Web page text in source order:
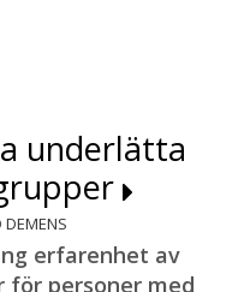
underlätta
DEMENS
erfarenhet av
personer med